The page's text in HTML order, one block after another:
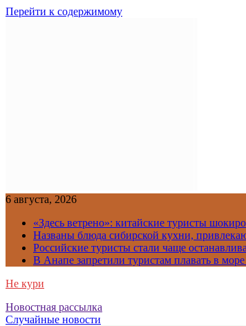
Перейти к содержимому
6 августа, 2026
«Здесь ветрено»: китайские туристы
Названы блюда сибирской кухни,
Российские туристы стали чаще
В Анапе запретили туристам плавать в
Не кури
Новостная рассылка
Случайные новости